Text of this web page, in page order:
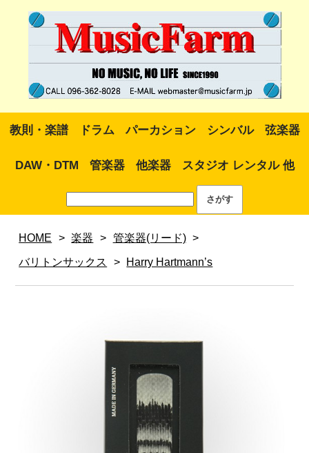
教則・楽譜 ドラム パーカション シンバル 弦楽器
DAW・DTM 管楽器 他楽器 スタジオ レンタル 他
HOME > 楽器 > 管楽器(リード) >
バリトンサックス > Harry Hartmann’s